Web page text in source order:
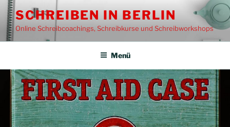
Zum
Inhalt
springen
SCHREIBEN IN BERLIN
Online Schreibcoachings, Schreibkurse und Schreibworkshops
Menü